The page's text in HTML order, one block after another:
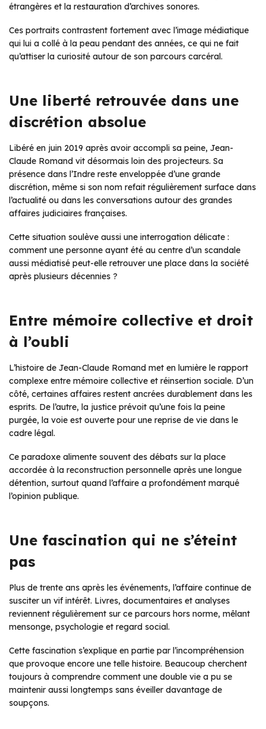
étrangères et la restauration d’archives sonores.
Ces portraits contrastent fortement avec l’image médiatique
qui lui a collé à la peau pendant des années, ce qui ne fait
qu’attiser la curiosité autour de son parcours carcéral.
Une liberté retrouvée dans une
discrétion absolue
Libéré en juin 2019 après avoir accompli sa peine, Jean-
Claude Romand vit désormais loin des projecteurs. Sa
présence dans l’Indre reste enveloppée d’une grande
discrétion, même si son nom refait régulièrement surface dans
l’actualité ou dans les conversations autour des grandes
affaires judiciaires françaises.
Cette situation soulève aussi une interrogation délicate :
comment une personne ayant été au centre d’un scandale
aussi médiatisé peut-elle retrouver une place dans la société
après plusieurs décennies ?
Entre mémoire collective et droit
à l’oubli
L’histoire de Jean-Claude Romand met en lumière le rapport
complexe entre mémoire collective et réinsertion sociale. D’un
côté, certaines affaires restent ancrées durablement dans les
esprits. De l’autre, la justice prévoit qu’une fois la peine
purgée, la voie est ouverte pour une reprise de vie dans le
cadre légal.
Ce paradoxe alimente souvent des débats sur la place
accordée à la reconstruction personnelle après une longue
détention, surtout quand l’affaire a profondément marqué
l’opinion publique.
Une fascination qui ne s’éteint
pas
Plus de trente ans après les événements, l’affaire continue de
susciter un vif intérêt. Livres, documentaires et analyses
reviennent régulièrement sur ce parcours hors norme, mêlant
mensonge, psychologie et regard social.
Cette fascination s’explique en partie par l’incompréhension
que provoque encore une telle histoire. Beaucoup cherchent
toujours à comprendre comment une double vie a pu se
maintenir aussi longtemps sans éveiller davantage de
soupçons.